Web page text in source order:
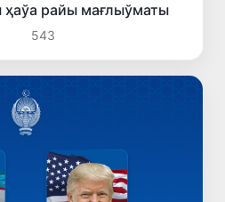
ҳаўа райы мағлыўматы
543